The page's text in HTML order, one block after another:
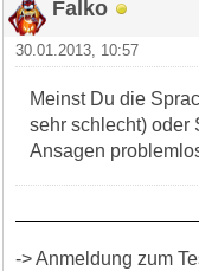
Falko
30.01.2013, 10:57
Meinst Du die
sehr schlecht) oder
Ansagen
-> Anmeldung zum